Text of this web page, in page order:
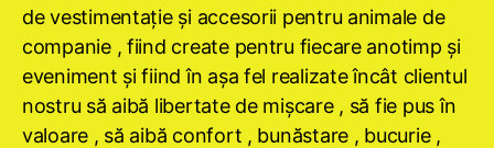
de vestimentaţie şi accesorii pentru animale de
companie , fiind create pentru fiecare anotimp şi
eveniment şi fiind în aşa fel realizate încât clientul
nostru să aibă libertate de mişcare , să fie pus în
valoare , să aibă confort , bunăstare , bucurie ,